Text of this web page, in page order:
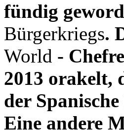
fündig
Bürgerkriegs.
World -
2013 orakelt,
der
Eine andere